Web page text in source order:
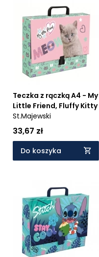
Teczka z rączką A4 - My
Little Friend, Fluffy Kitty
St.Majewski
33,67 zł
Do koszyka